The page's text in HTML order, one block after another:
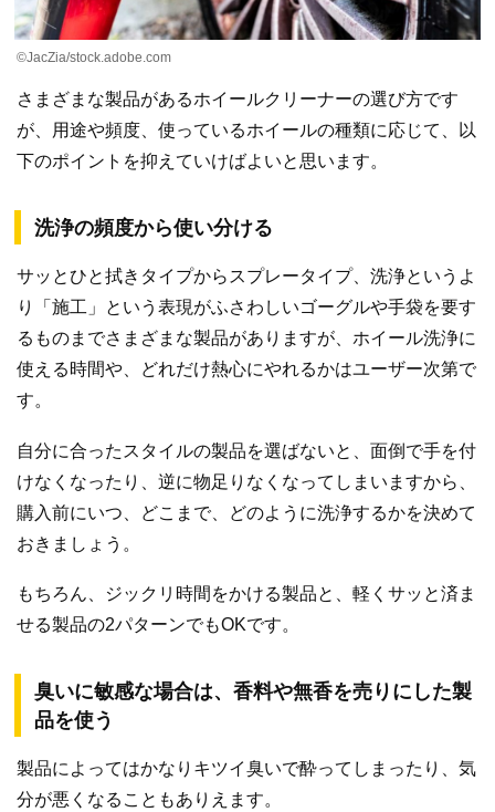
©JacZia/stock.adobe.com
さまざまな製品があるホイールクリーナーの選び方です
が、用途や頻度、使っているホイールの種類に応じて、以
下のポイントを抑えていけばよいと思います。
洗浄の頻度から使い分ける
サッとひと拭きタイプからスプレータイプ、洗浄というよ
り「施工」という表現がふさわしいゴーグルや手袋を要す
るものまでさまざまな製品がありますが、ホイール洗浄に
使える時間や、どれだけ熱心にやれるかはユーザー次第で
す。
自分に合ったスタイルの製品を選ばないと、面倒で手を付
けなくなったり、逆に物足りなくなってしまいますから、
購入前にいつ、どこまで、どのように洗浄するかを決めて
おきましょう。
もちろん、ジックリ時間をかける製品と、軽くサッと済ま
せる製品の2パターンでもOKです。
臭いに敏感な場合は、香料や無香を売りにした製
品を使う
製品によってはかなりキツイ臭いで酔ってしまったり、気
分が悪くなることもありえます。